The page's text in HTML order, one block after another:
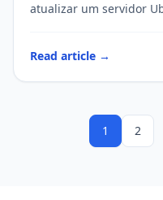
atualizar um servidor
Read article →
1 2